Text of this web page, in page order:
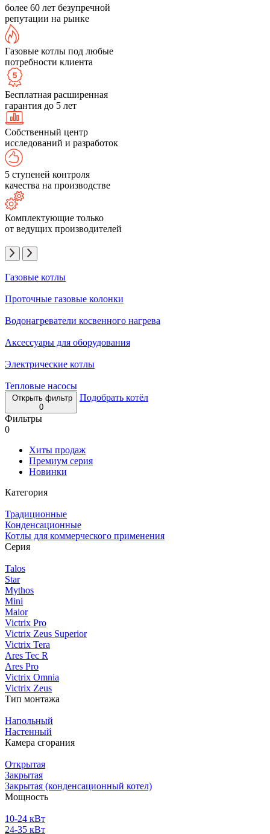
более 60 лет безупречной
репутации на рынке
Газовые котлы под любые
потребности клиента
Бесплатная расширенная
гарантия до 5 лет
Собственный центр
исследований и разработок
5 ступеней контроля
качества на производстве
Комплектующие только
от ведущих производителей
Газовые котлы
Проточные газовые колонки
Водонагреватели косвенного нагрева
Аксессуары для оборудования
Электрические котлы
Тепловые насосы
Открыть фильтр
0
Подобрать котёл
Фильтры
0
Хиты продаж
Премиум серия
Новинки
Категория
Традиционные
Конденсационные
Котлы для коммерческого применения
Серия
Talos
Star
Mythos
Mini
Maior
Victrix Pro
Victrix Zeus Superior
Victrix Tera
Ares Tec R
Ares Pro
Victrix Omnia
Victrix Zeus
Тип монтажа
Напольный
Настенный
Камера сгорания
Открытая
Закрытая
Закрытая (конденсационный котел)
Мощность
10-24 кВт
24-35 кВт